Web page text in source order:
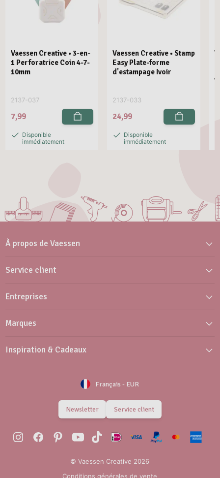
Vaessen Creative • 3-en-
1 Perforatrice Coin 4-7-
10mm
2137-037
7,99
Disponible
immédiatement
Vaessen Creative • Stamp
Easy Plate-forme
d'estampage Ivoir
2137-033
24,99
Disponible
immédiatement
À propos de Vaessen
Service client
Entreprises
Marques
Inspiration & Cadeaux
Français - EUR
Newsletter Service client
© Vaessen Creative 2026
Conditions générales de vente